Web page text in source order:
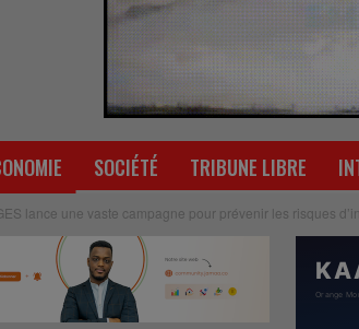
SOCIÉTÉ TRIBUNE LIBRE
lance une vaste campagne pour prévenir les risques